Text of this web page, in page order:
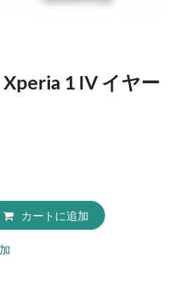
Xperia 1 IV イヤー
カートに追加